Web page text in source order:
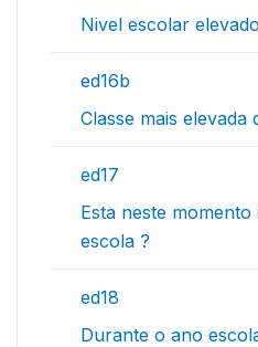
Nivel escolar
ed16b
Classe mais
ed17
Esta neste
escola ?
ed18
Durante o ano